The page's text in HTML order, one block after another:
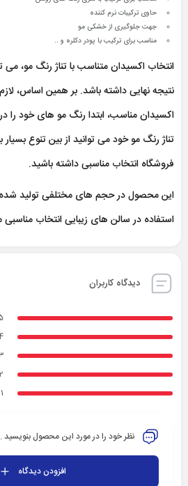
حاوی ترکیبات نرم کننده
جهت جلوگیری از خشکی مو
مناسب برای ترکیب با پودر دکلره و ..
انتخاب اکسیدان متناسب با تناژ رنگ مو، می
نتیجه نهایی داشته باشد. بر همین اساس،
اکسیدان مناسب، ابتدا رنگ مو های خود را
تناژ رنگ مو خود می توانید از بین تنوع بسیار
فروشگاه انتخاب مناسبی داشته باشید.
استفاده در سالن های زیبایی انتخاب
دیدگاه کاربران
1
نظر خود را در مورد این محصول بنویسید
افزودن دیدگاه